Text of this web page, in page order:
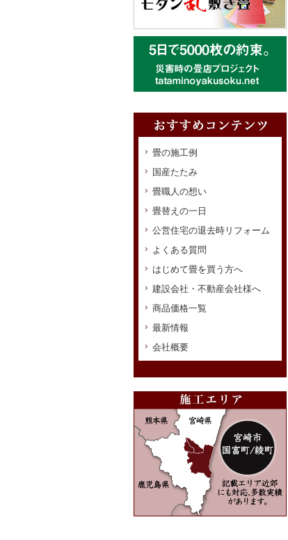
畳の施工例
国産たたみ
畳職人の想い
畳替えの一日
公営住宅の退去時リフォーム
よくある質問
はじめて畳を買う方へ
建設会社・不動産会社様へ
商品価格一覧
最新情報
会社概要